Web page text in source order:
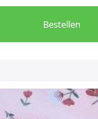
Bestellen